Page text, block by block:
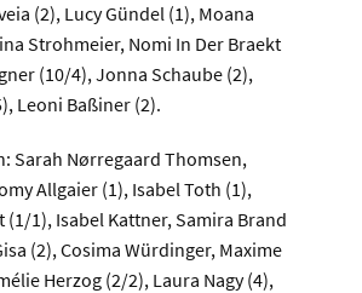
(2), Lucy Gündel (1), Moana
Strohmeier, Nomi In Der Braekt
(10/4), Jonna Schaube (2),
Leoni Baßiner (2).
Sarah Nørregaard Thomsen,
Allgaier (1), Isabel Toth (1),
(1/1), Isabel Kattner, Samira Brand
(2), Cosima Würdinger, Maxime
Herzog (2/2), Laura Nagy (4),